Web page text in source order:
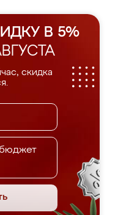
В 5%
скидка